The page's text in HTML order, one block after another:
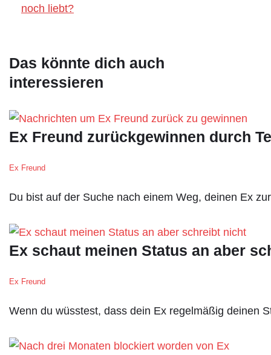
noch liebt?
Das könnte dich auch
interessieren
Ex Freund zurückgewinnen durch
Ex Freund
Du bist auf der Suche nach einem Weg, deinen Ex
Ex schaut meinen Status an aber
Ex Freund
Wenn du wüsstest, dass dein Ex regelmäßig